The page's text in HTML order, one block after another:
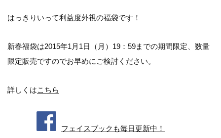
はっきりいって利益度外視の福袋です！
新春福袋は2015年1月1日（月）19：59までの期間限定、数量
限定販売ですのでお早めにご検討ください。
詳しくはこちら
フェイスブックも毎日更新中！